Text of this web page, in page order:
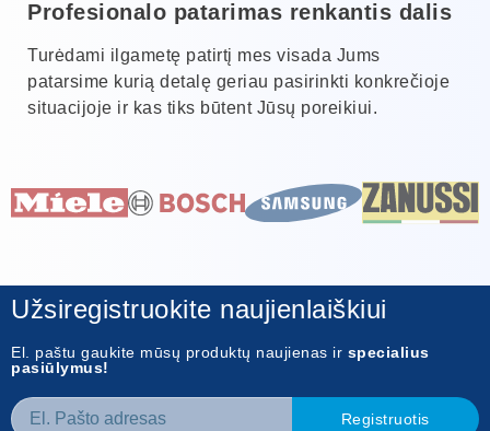
Profesionalo patarimas renkantis dalis
Turėdami ilgametę patirtį mes visada Jums
patarsime kurią detalę geriau pasirinkti konkrečioje
situacijoje ir kas tiks būtent Jūsų poreikiui.
Užsiregistruokite naujienlaiškiui
El. paštu gaukite mūsų produktų naujienas ir specialius
pasiūlymus!
Registruotis